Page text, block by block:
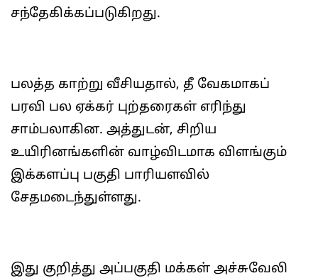
சந்தேகிக்கப்படுகிறது.
பலத்த காற்று வீசியதால், தீ வேகமாகப்
பரவி பல ஏக்கர் புற்தரைகள் எரிந்து
சாம்பலாகின. அத்துடன், சிறிய
உயிரினங்களின் வாழ்விடமாக விளங்கும்
இக்களப்பு பகுதி பாரியளவில்
சேதமடைந்துள்ளது.
இது குறித்து அப்பகுதி மக்கள் அச்சுவேலி